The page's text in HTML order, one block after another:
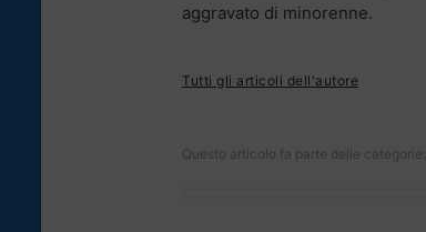
aggravato di minorenne.
Tutti gli articoli dell'autore
Questo articolo fa parte delle categorie: